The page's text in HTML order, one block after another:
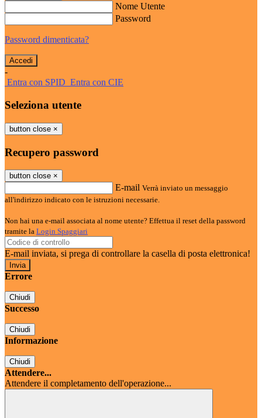
Nome Utente
Password
Password dimenticata?
-
Entra con SPID Entra con CIE
Seleziona utente
button close ×
Recupero password
button close ×
E-mail Verrà inviato un messaggio
all'indirizzo indicato con le istruzioni necessarie.
Non hai una e-mail associata al nome utente? Effettua il reset della password
tramite la Login Spaggiari
E-mail inviata, si prega di controllare la casella di posta elettronica!
Errore
Chiudi
Successo
Chiudi
Informazione
Chiudi
Attendere...
Attendere il completamento dell'operazione...